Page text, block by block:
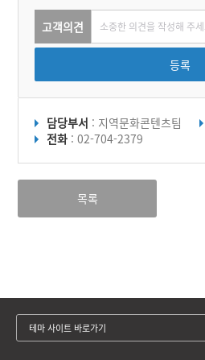
고객의견
등록
담당부서 : 지역문화콘텐츠팀
전화 : 02-704-2379
목록
테마 사이트 바로가기